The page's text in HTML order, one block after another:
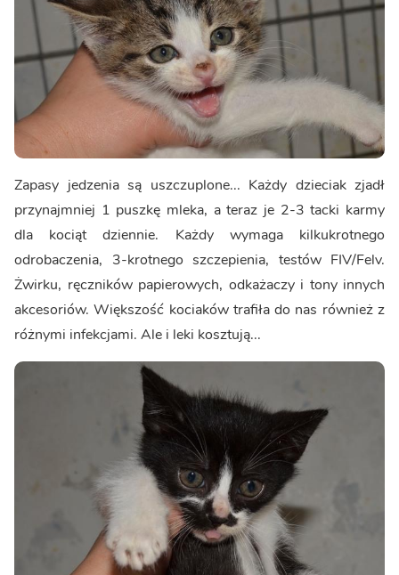
Zapasy jedzenia są uszczuplone... Każdy dzieciak zjadł
przynajmniej 1 puszkę mleka, a teraz je 2-3 tacki karmy
dla kociąt dziennie. Każdy wymaga kilkukrotnego
odrobaczenia, 3-krotnego szczepienia, testów FIV/Felv.
Żwirku, ręczników papierowych, odkażaczy i tony innych
akcesoriów. Większość kociaków trafiła do nas również z
różnymi infekcjami. Ale i leki kosztują...